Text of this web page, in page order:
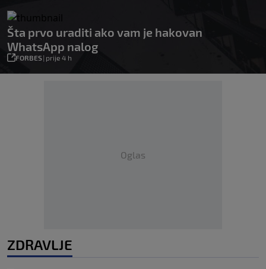
Šta prvo uraditi ako vam je hakovan
WhatsApp nalog
FORBES| prije 4 h
Oglas
ZDRAVLJE